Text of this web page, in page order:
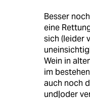
Besser
eine
sich (leider
Wein in
im
auch noch
und|oder